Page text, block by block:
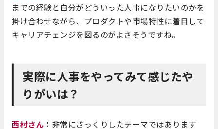
までの経験と自分がどういった人事になりたいのかを
掛け合わせながら、プロダクトや市場特性に着目して
キャリアチェンジを図るのがよさそうですね。
実際に人事をやってみて感じたや
りがいは？
西村さん ： 非常にざっくりしたテーマではあります